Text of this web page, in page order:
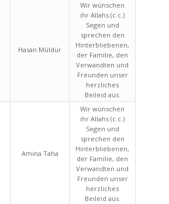
Hasan Müldür
Wir wünschen
ihr Allahs (c.c.)
Segen und
sprechen den
Hinterbliebenen,
der Familie, den
Verwandten und
Freunden unser
herzliches
Beileid aus.
Amina Taha
Wir wünschen
ihr Allahs (c.c.)
Segen und
sprechen den
Hinterbliebenen,
der Familie, den
Verwandten und
Freunden unser
herzliches
Beileid aus.